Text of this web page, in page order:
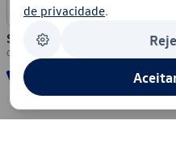
Segurança
de privacidade.